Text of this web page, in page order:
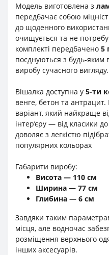
Модель виготовлена з
передбачає собою
до щоденного
очищується та не
комплекті передбачено 5
поєднуються з будь-яким
виробу сучасного вигляду.
Вішалка доступна у 5-ти
венге, бетон та антрацит.
варіант, який найкраще
інтер’єру — від класики
доволяє з легкістю
популярних кольорах
Габарити виробу:
Висота — 110 см
Ширина — 77 см
Глибина — 6 см
Завдяки таким
місця, але водночас
розміщення верхнього
інших аксесуарів.